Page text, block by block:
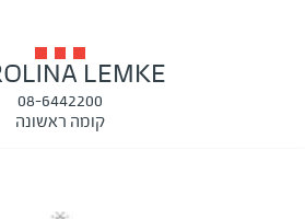
LEMKE
08-6442200
קומה ראשונה